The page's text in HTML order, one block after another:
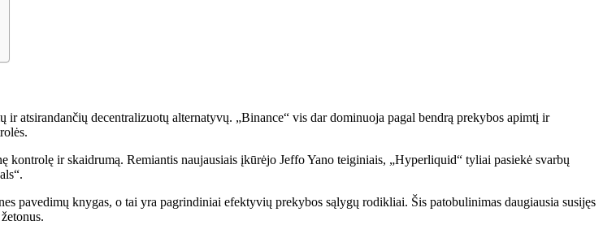
decentralizuotų alternatyvų. „Binance“ vis dar dominuoja pagal bendrą prekybos apimtį ir
ir skaidrumą. Remiantis naujausiais įkūrėjo Jeffo Yano teiginiais, „Hyperliquid“ tyliai pasiekė svarbų
pavedimų knygas, o tai yra pagrindiniai efektyvių prekybos sąlygų rodikliai. Šis patobulinimas daugiausia susijęs